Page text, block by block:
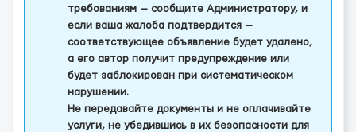
требованиям — сообщите Администратору, и
если ваша жалоба подтвердится —
соответствующее объявление будет удалено,
а его автор получит предупреждение или
будет заблокирован при систематическом
нарушении.
Не передавайте документы и не оплачивайте
услуги, не убедившись в их безопасности для